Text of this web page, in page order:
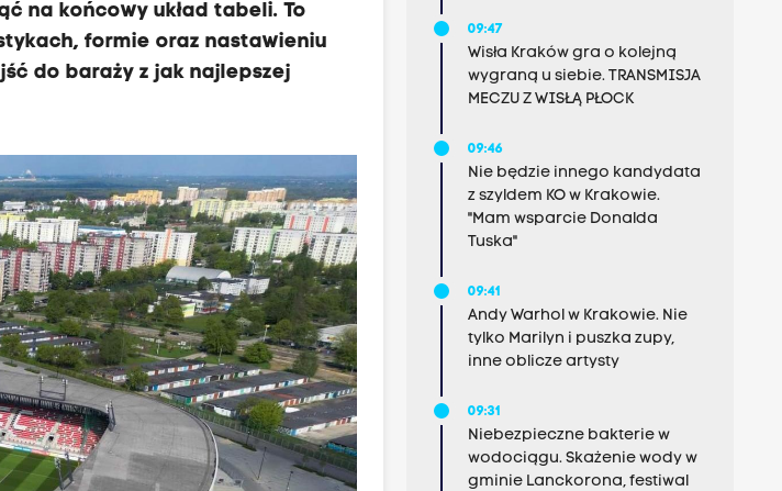
na końcowy układ tabeli. To
formie oraz nastawieniu
do baraży z jak najlepszej
09:47
Wisła Kraków gra o kolejną
wygraną u siebie. TRANSMISJA
MECZU Z WISŁĄ PŁOCK
09:46
Nie będzie innego kandydata
z szyldem KO w Krakowie.
"Mam wsparcie Donalda
Tuska"
09:41
Andy Warhol w Krakowie. Nie
tylko Marilyn i puszka zupy,
inne oblicze artysty
09:31
Niebezpieczne bakterie w
wodociągu. Skażenie wody w
gminie Lanckorona, festiwal